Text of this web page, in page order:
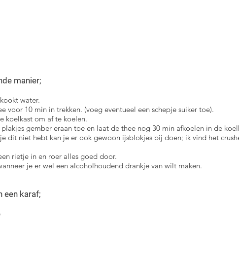
manier;
water.
voor 10 min in trekken. (voeg eventueel een schepje suiker toe).
koelkast om af te koelen.
gember eraan toe en laat de thee nog 30 min afkoelen in de
dit niet hebt kan je er ook gewoon ijsblokjes bij doen; ik vind het
rietje in en roer alles goed door.
je er wel een alcoholhoudend drankje van wilt maken.
een karaf;